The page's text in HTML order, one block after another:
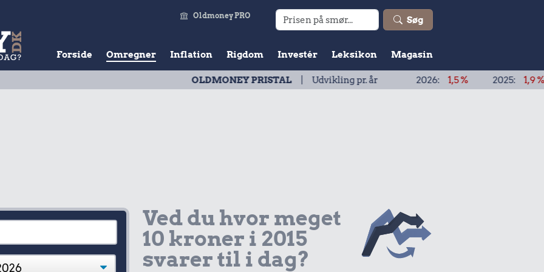
Søg
Oldmoney PRO
Forside Omregner Inflation Rigdom Investér Leksikon Magasin
OLDMONEY PRISTAL| Udvikling pr. år2026: 2025: 2024:
Ved du hvor meget
10 kroner i 2015
svarer til i dag?